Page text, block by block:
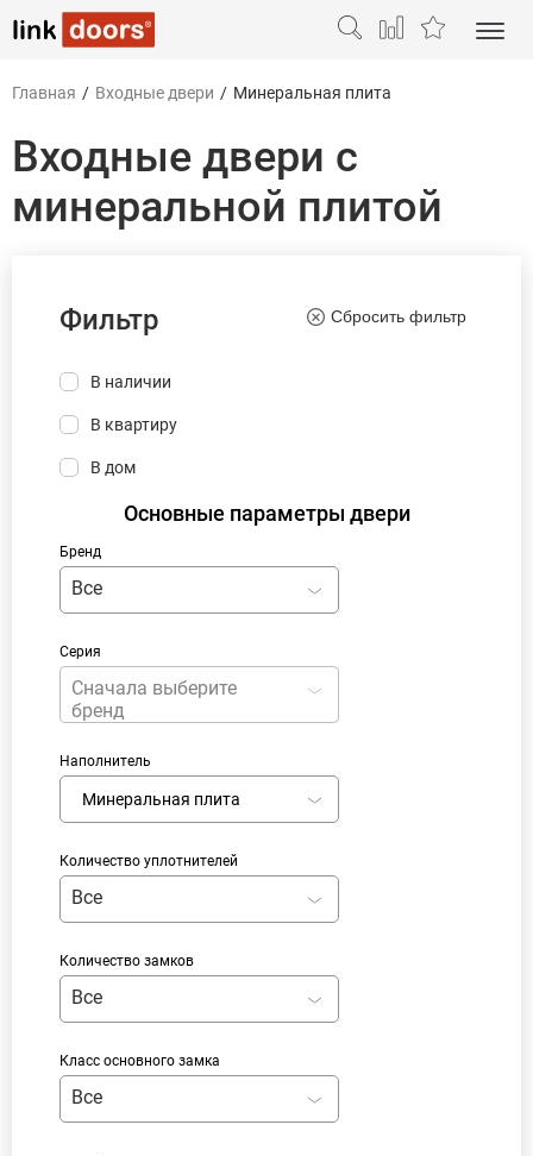
Главная / Входные двери / Минеральная плита
Входные двери с
минеральной плитой
Фильтр Сбросить фильтр
В наличии
В квартиру
В дом
Основные параметры двери
Бренд
Все
Серия
Сначала выберите
бренд
Наполнитель
Минеральная плита
Количество уплотнителей
Все
Количество замков
Все
Класс основного замка
Все